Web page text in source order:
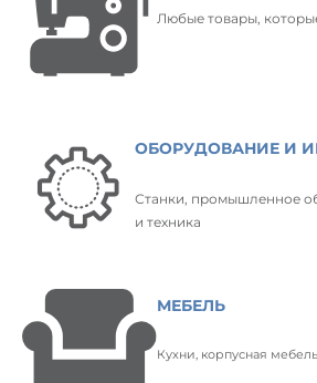
Любые товары,
ОБОРУДОВАНИЕ И
Станки, промышленное
и техника
МЕБЕЛЬ
Кухни, корпусная